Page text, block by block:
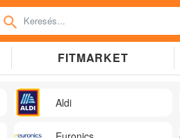
FITMARKET
Aldi